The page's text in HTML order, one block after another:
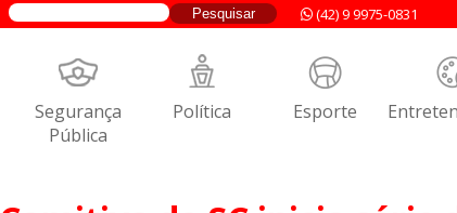
(42) 9 9975-0831
Segurança
Pública
Política Esporte